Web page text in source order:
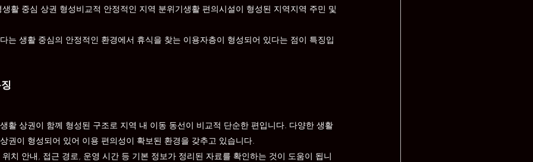
활 중심 상권 형성비교적 안정적인 지역 분위기생활 편의시설이 형성된 지역지역 주민 및
는 생활 중심의 안정적인 환경에서 휴식을 찾는 이용자층이 형성되어 있다는 점이 특징입
활 상권이 함께 형성된 구조로 지역 내 이동 동선이 비교적 단순한 편입니다. 다양한 생활
권이 형성되어 있어 이용 편의성이 확보된 환경을 갖추고 있습니다.
치 안내, 접근 경로, 운영 시간 등 기본 정보가 정리된 자료를 확인하는 것이 도움이 됩니